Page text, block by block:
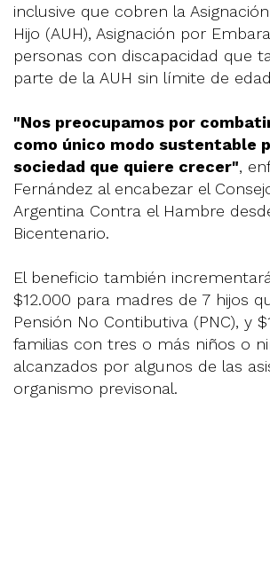
inclusive que cobren la
Hijo (AUH), Asignación por
personas con discapacidad que
parte de la AUH sin límite de
"Nos preocupamos por
como único modo sustentable
sociedad que quiere crecer",
Fernández al encabezar el
Argentina Contra el Hambre
Bicentenario.
El beneficio también
$12.000 para madres de 7 hijos
Pensión No Contibutiva (PNC), y
familias con tres o más niños o
alcanzados por algunos de las
organismo previsonal.